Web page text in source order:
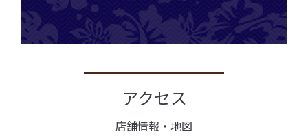
アクセス
店舗情報・地図